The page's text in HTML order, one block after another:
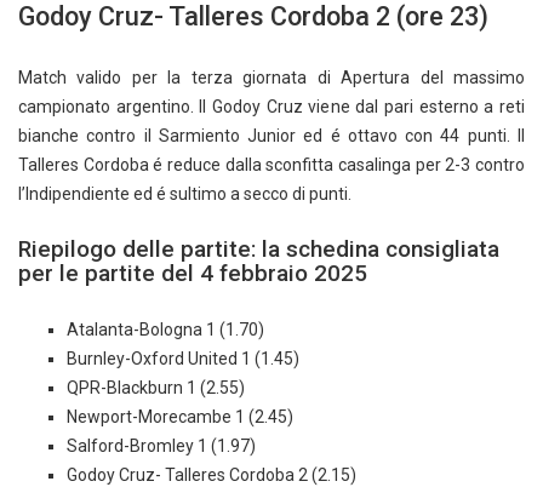
Godoy Cruz- Talleres Cordoba 2 (ore 23)
Match valido per la terza giornata di Apertura del massimo
campionato argentino. Il Godoy Cruz viene dal pari esterno a reti
bianche contro il Sarmiento Junior ed é ottavo con 44 punti. Il
Talleres Cordoba é reduce dalla sconfitta casalinga per 2-3 contro
l’Indipendiente ed é sultimo a secco di punti.
Riepilogo delle partite: la schedina consigliata
per le partite del 4 febbraio 2025
Atalanta-Bologna 1 (1.70)
Burnley-Oxford United 1 (1.45)
QPR-Blackburn 1 (2.55)
Newport-Morecambe 1 (2.45)
Salford-Bromley 1 (1.97)
Godoy Cruz- Talleres Cordoba 2 (2.15)